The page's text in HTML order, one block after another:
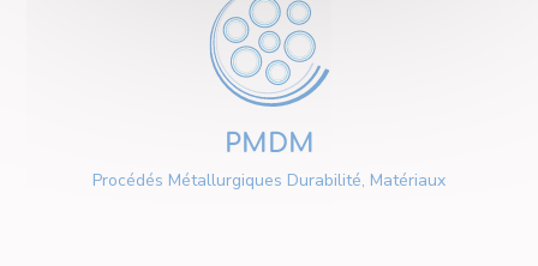
PMDM
Procédés Métallurgiques Durabilité, Matériaux